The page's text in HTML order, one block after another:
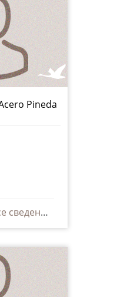
Pineda
Просмотреть все сведения